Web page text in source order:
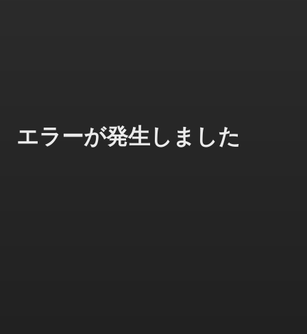
エラーが発生しました